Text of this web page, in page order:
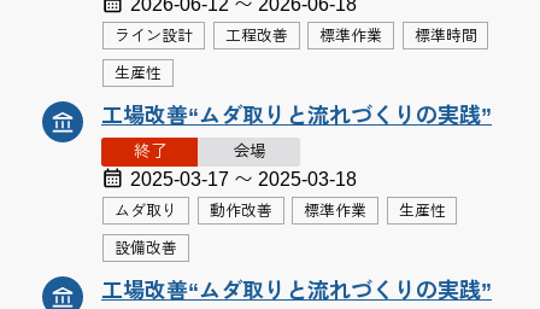
ライン設計 工程改善 標準作業 標準時間
生産性
工場改善“ムダ取りと流れづくりの実践”
終了 会場
2025-03-17 〜 2025-03-18
ムダ取り 動作改善 標準作業 生産性
設備改善
工場改善“ムダ取りと流れづくりの実践”